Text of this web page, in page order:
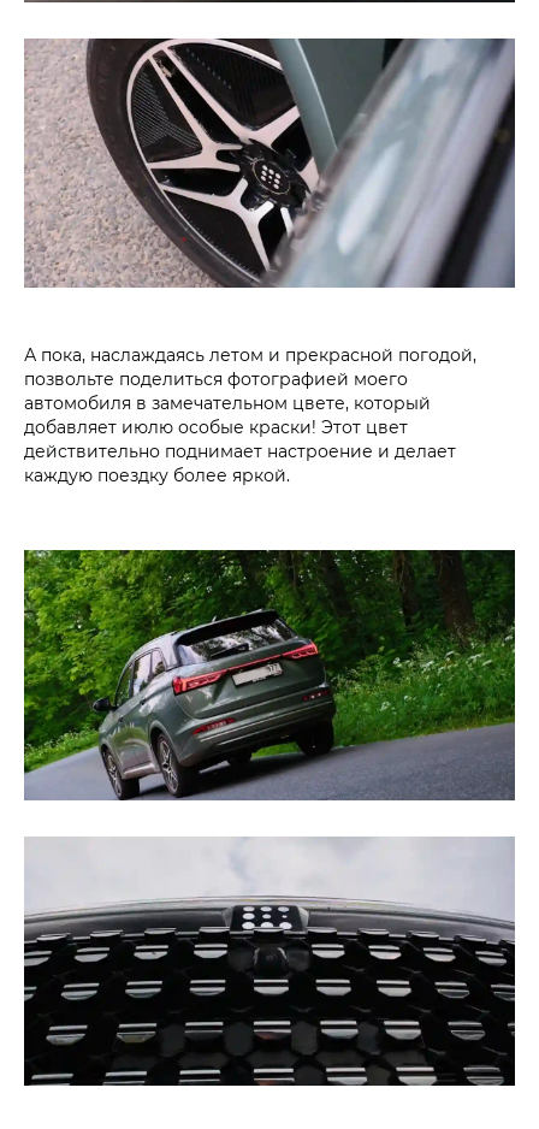
А пока, наслаждаясь летом и прекрасной погодой,
позвольте поделиться фотографией моего
автомобиля в замечательном цвете, который
добавляет июлю особые краски! Этот цвет
действительно поднимает настроение и делает
каждую поездку более яркой.